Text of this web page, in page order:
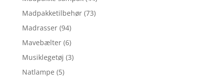
Madpakketilbehør (73)
Madrasser (94)
Mavebælter (6)
Musiklegetøj (3)
Natlampe (5)